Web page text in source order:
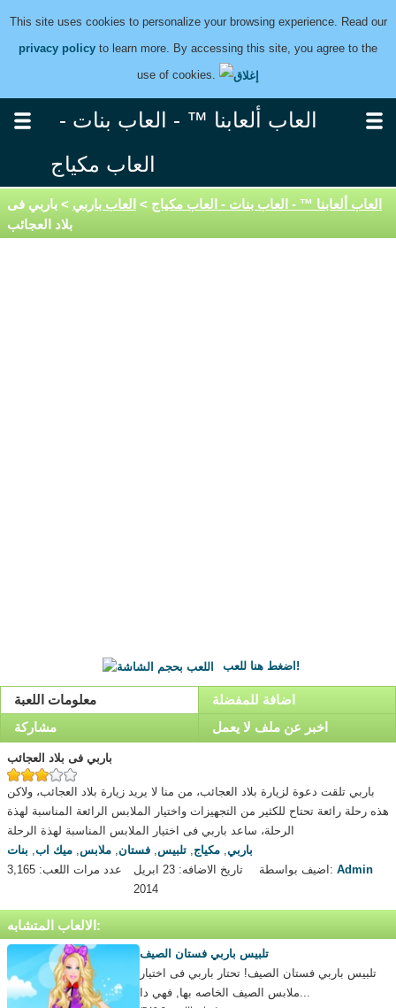
This site uses cookies to personalize your browsing experience. Read our
privacy policy to learn more. By accessing this site, you agree to the
use of cookies.
العاب ألعابنا ™ - العاب بنات -
العاب مكياج
العاب ألعابنا ™ - العاب بنات - العاب مكياج > العاب باربي > باربي فى
بلاد العجائب
اضغط هنا للعب!
معلومات اللعبة
اضافة للمفضلة
مشاركة
اخبر عن ملف لا يعمل
باربي فى بلاد العجائب
باربي تلقت دعوة لزيارة بلاد العجائب، من منا لا يريد زيارة بلاد العجائب، ولاكن
هذه رحلة رائعة تحتاح للكثير من التجهيزات واختيار الملابس الرائعة المناسبة لهذة
الرحلة، ساعد باربي فى اختيار الملابس المناسبة لهذة الرحلة
باربي, مكياج, تلبيس, فستان, ملابس, ميك اب, بنات
عدد مرات اللعب: 3,165
تاريخ الاضافه: 23 ابريل
2014
اضيف بواسطة:Admin
الالعاب المتشابه:
تلبيس باربي فستان الصيف
تلبيس باربي فستان الصيف! تحتار باربي فى اختيار
ملابس الصيف الخاصه بها, فهي دا...